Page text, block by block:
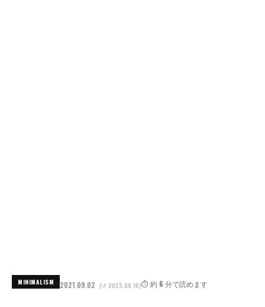
MINIMALISM 2021.09.02 (↺ 2023.09.16)⏱️ 約 6 分で読めます